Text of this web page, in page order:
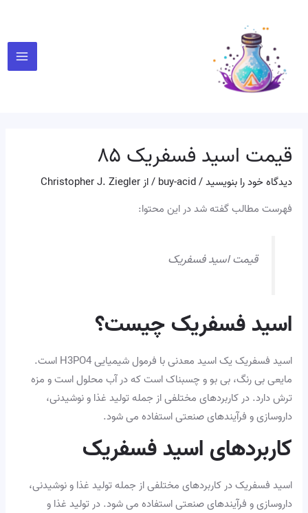
قیمت اسید فسفریک ۸۵
دیدگاه‌ خود را بنویسید/
buy-acid / ازChristopher J. Ziegler
فهرست مطالب گفته شد در این محتوا:
قیمت اسید فسفریک
اسید فسفریک چیست؟
اسید فسفریک یک اسید معدنی با فرمول شیمیایی H3PO4 است.
مایعی بی رنگ، بی بو و چسبناک است که در آب محلول است و مزه
ترش دارد. در کاربردهای مختلفی از جمله تولید غذا و نوشیدنی،
داروسازی و فرآیندهای صنعتی استفاده می شود.
کاربردهای اسید فسفریک
اسید فسفریک در کاربردهای مختلفی از جمله تولید غذا و نوشیدنی،
داروسازی و فرآیندهای صنعتی استفاده می شود. در تولید غذا و
نوشته